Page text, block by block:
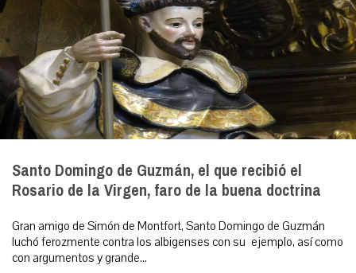
Santo Domingo de Guzmán, el que recibió el
Rosario de la Virgen, faro de la buena doctrina
Gran amigo de Simón de Montfort, Santo Domingo de Guzmán
luchó ferozmente contra los albigenses con su ejemplo, así como
con argumentos y grande...